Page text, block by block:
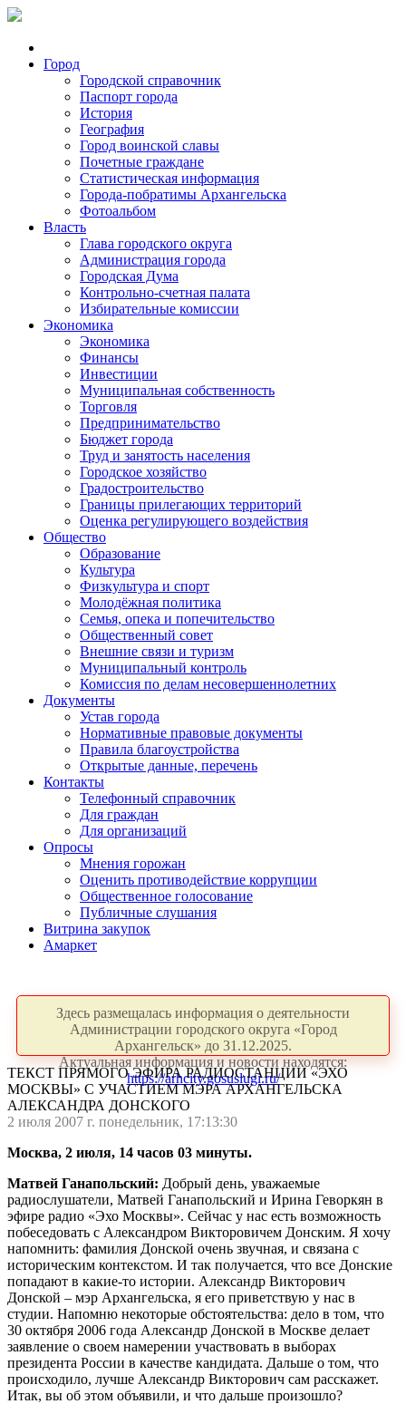
Город
Городской справочник
Паспорт города
История
География
Город воинской славы
Почетные граждане
Статистическая информация
Города-побратимы Архангельска
Фотоальбом
Власть
Глава городского округа
Администрация города
Городская Дума
Контрольно-счетная палата
Избирательные комиссии
Экономика
Экономика
Финансы
Инвестиции
Муниципальная собственность
Торговля
Предпринимательство
Бюджет города
Труд и занятость населения
Городское хозяйство
Градостроительство
Границы прилегающих территорий
Оценка регулирующего воздействия
Общество
Образование
Культура
Физкультура и спорт
Молодёжная политика
Семья, опека и попечительство
Общественный совет
Внешние связи и туризм
Муниципальный контроль
Комиссия по делам несовершеннолетних
Документы
Устав города
Нормативные правовые документы
Правила благоустройства
Открытые данные, перечень
Контакты
Телефонный справочник
Для граждан
Для организаций
Опросы
Мнения горожан
Оценить противодействие коррупции
Общественное голосование
Публичные слушания
Витрина закупок
Амаркет
Здесь размещалась информация о деятельности
Администрации городского округа «Город
Архангельск» до 31.12.2025.
Актуальная информация и новости находятся:
https://arhcity.gosuslugi.ru/
ТЕКСТ ПРЯМОГО ЭФИРА РАДИОСТАНЦИИ «ЭХО
МОСКВЫ» С УЧАСТИЕМ МЭРА АРХАНГЕЛЬСКА
АЛЕКСАНДРА ДОНСКОГО
2 июля 2007 г. понедельник, 17:13:30
Москва, 2 июля, 14 часов 03 минуты.
Матвей Ганапольский: Добрый день, уважаемые
радиослушатели, Матвей Ганапольский и Ирина Геворкян в
эфире радио «Эхо Москвы». Сейчас у нас есть возможность
побеседовать с Александром Викторовичем Донским. Я хочу
напомнить: фамилия Донской очень звучная, и связана с
историческим контекстом. И так получается, что все Донские
попадают в какие-то истории. Александр Викторович
Донской – мэр Архангельска, я его приветствую у нас в
студии. Напомню некоторые обстоятельства: дело в том, что
30 октября 2006 года Александр Донской в Москве делает
заявление о своем намерении участвовать в выборах
президента России в качестве кандидата. Дальше о том, что
происходило, лучше Александр Викторович сам расскажет.
Итак, вы об этом объявили, и что дальше произошло?